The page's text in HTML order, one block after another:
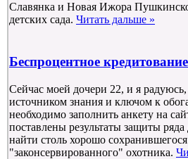
Славянка и Новая Ижора
детских сада. Читать дальше »
Беспроцентное
Сейчас моей дочери 22, и я
источником знания и ключом к
необходимо заполнить анкету на
поставлены результаты защиты
найти столь хорошо
"законсервированного" охотника.